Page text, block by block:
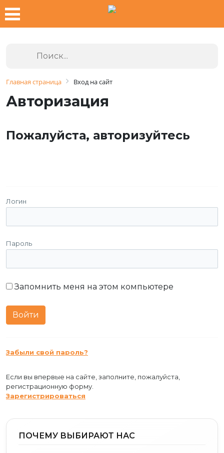
Главная страница Вход на сайт
Авторизация
Пожалуйста, авторизуйтесь
Логин
Пароль
Запомнить меня на этом компьютере
Забыли свой пароль?
Если вы впервые на сайте, заполните, пожалуйста,
регистрационную форму.
Зарегистрироваться
ПОЧЕМУ ВЫБИРАЮТ НАС